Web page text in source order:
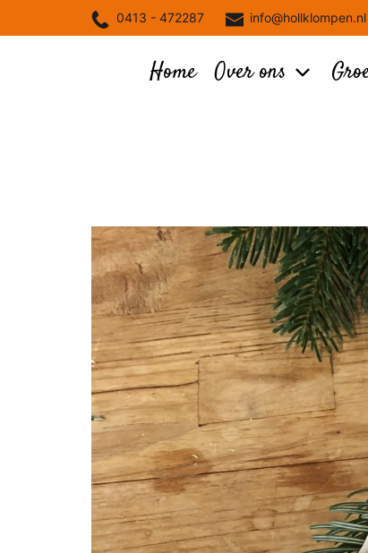
to
0413 - 472287 info@hollklompen.nl
Home Over ons